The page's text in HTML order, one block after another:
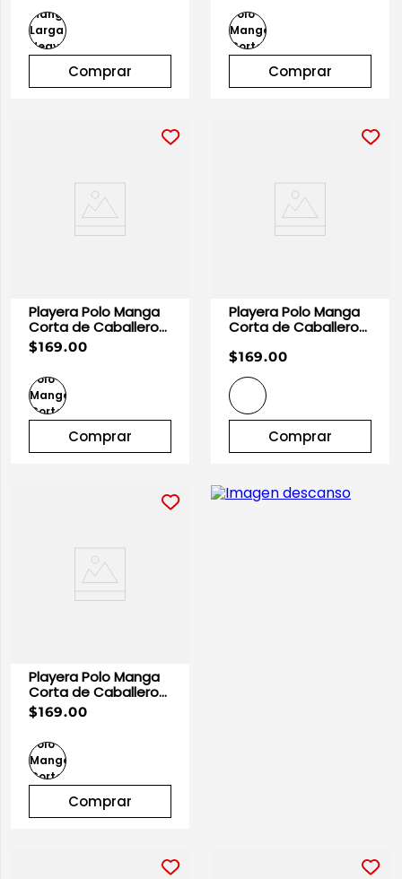
| Optima
Comprar Comprar
Playera Polo Manga
Corta de Caballero
Gris Heather |
Optima
$169.00
Comprar
Playera Polo Manga
Corta de Caballero
$169.00
Comprar
Playera Polo Manga
Corta de Caballero
Azul Cielo | Optima
$169.00
Comprar